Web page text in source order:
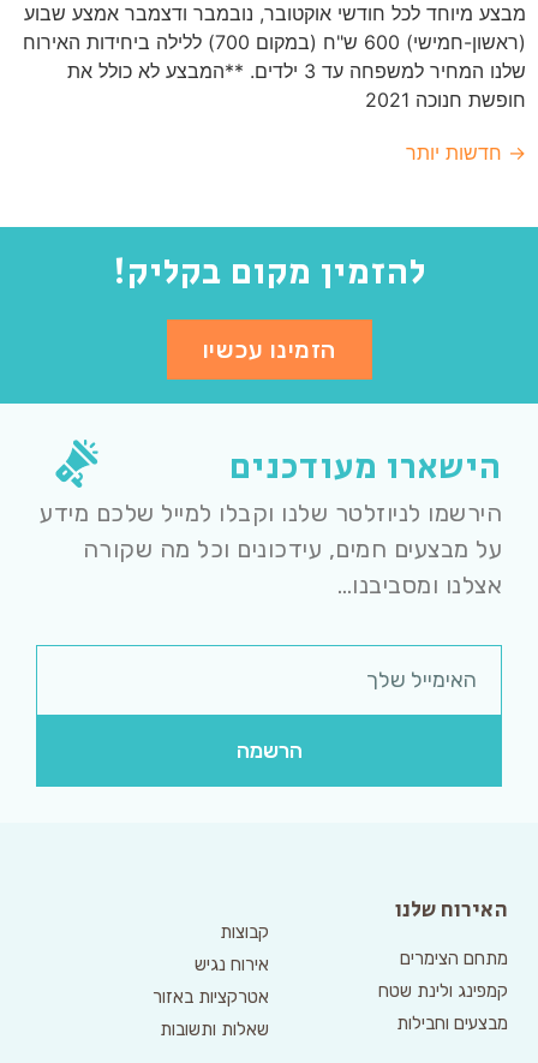
מבצע מיוחד לכל חודשי אוקטובר, נובמבר ודצמבר אמצע שבוע
(ראשון-חמישי) 600 ש"ח (במקום 700) ללילה ביחידות האירוח
שלנו המחיר למשפחה עד 3 ילדים. **המבצע לא כולל את
חופשת חנוכה 2021
→ חדשות יותר
להזמין מקום בקליק!
הזמינו עכשיו
הישארו מעודכנים
הירשמו לניוזלטר שלנו וקבלו למייל שלכם מידע
על מבצעים חמים, עידכונים וכל מה שקורה
אצלנו ומסביבנו…
הרשמה
האירוח שלנו
מתחם הצימרים
קמפינג ולינת שטח
מבצעים וחבילות
קבוצות
אירוח נגיש
אטרקציות באזור
שאלות ותשובות